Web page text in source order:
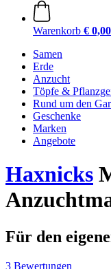
Warenkorb € 0,00
Samen
Erde
Anzucht
Töpfe &
Rund um den
Geschenke
Marken
Angebote
Haxnicks
Für den
3 Bewertungen